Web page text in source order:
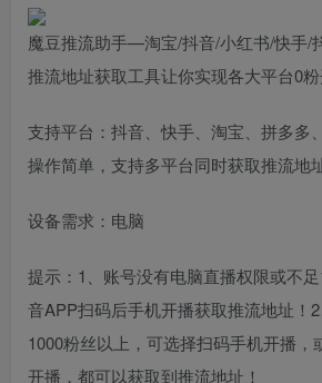
魔豆推流助手—淘宝/抖音/小红书/快手
推流地址获取工具让你实现各大平台0
支持平台：抖音、快手、淘宝、拼多多
操作简单，支持多平台同时获取推流地
设备需求：电脑
提示：1、账号没有电脑直播权限或不
音APP扫码后手机开播获取推流地址！
1000粉丝以上，可选择扫码手机开播，
开播，都可以获取到推流地址！